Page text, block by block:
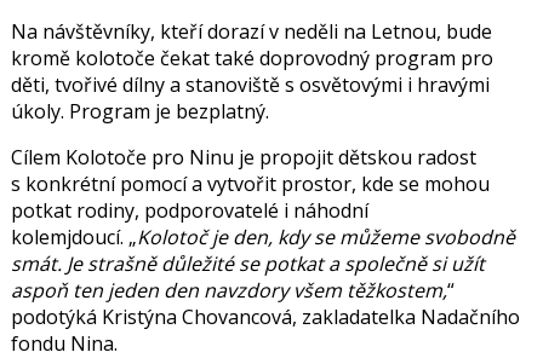
Na návštěvníky, kteří dorazí v neděli na Letnou, bude
kromě kolotoče čekat také doprovodný program pro
děti, tvořivé dílny a stanoviště s osvětovými i hravými
úkoly. Program je bezplatný.
Cílem Kolotoče pro Ninu je propojit dětskou radost
s konkrétní pomocí a vytvořit prostor, kde se mohou
potkat rodiny, podporovatelé i náhodní
kolemjdoucí. Kolotoč je den, kdy se můžeme svobodně
smát. Je strašně důležité se potkat a společně si užít
aspoň ten jeden den navzdory všem těžkostem,
podotýká Kristýna Chovancová, zakladatelka Nadačního
fondu Nina.